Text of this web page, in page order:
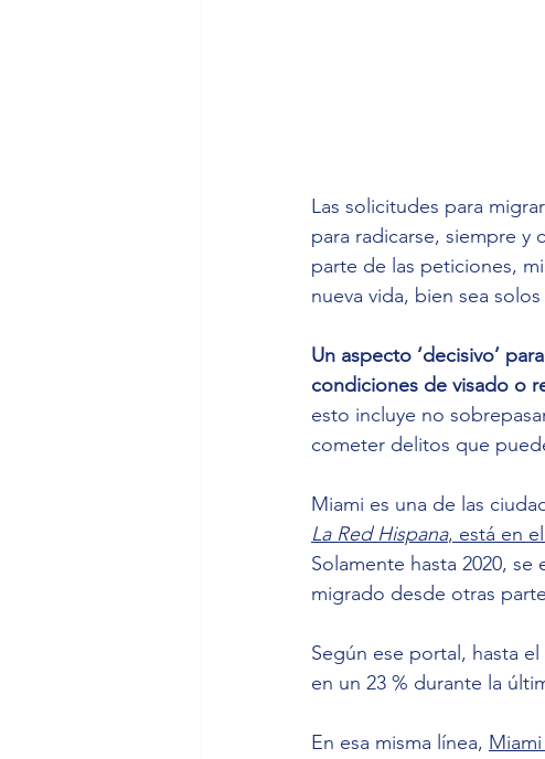
Las solicitudes para
para radicarse, siempre y
parte de las peticiones,
nueva vida, bien sea
Un aspecto ‘decisivo’
condiciones de visado o
esto incluye no
cometer delitos que
Miami es una de las
La Red Hispana, está en el
Solamente hasta 2020,
migrado desde otras
Según ese portal, hasta
en un 23 % durante la
En esa misma línea,